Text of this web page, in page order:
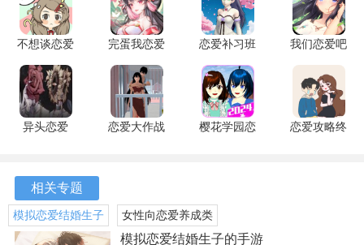
一、三司绫濑线
不想谈恋爱
的理由免广
告 2.0.1 安
卓版
完蛋我恋爱
了 v1.0.0
安卓版
恋爱补习班
v1.0 安卓
版
我们恋爱吧
三色绘恋
1.5 安卓版
异头恋爱
恋爱大作战
樱花学园恋
恋爱攻略终
相关专题
模拟恋爱结婚生子
的手游
女性向恋爱养成类
手游合集
模拟恋爱结婚生子的手游